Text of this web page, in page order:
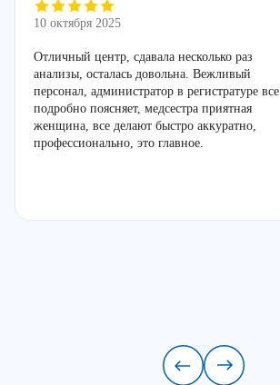
10 октября 2025
Отличный центр, сдавала несколько раз
анализы, осталась довольна. Вежливый
персонал, администратор в регистратуре все
подробно поясняет, медсестра приятная
женщина, все делают быстро аккуратно,
профессионально, это главное.